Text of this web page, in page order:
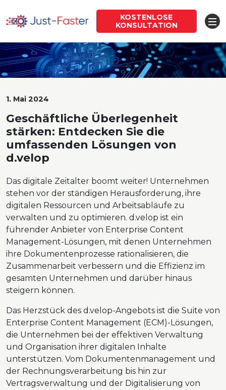
KOSTENLOSE
KONSULTATION
1. Mai 2024
Geschäftliche Überlegenheit
stärken: Entdecken Sie die
umfassenden Lösungen von
d.velop
Das digitale Zeitalter boomt weiter! Unternehmen
stehen vor der ständigen Herausforderung, ihre
digitalen Ressourcen und Arbeitsabläufe zu
verwalten und zu optimieren. d.velop ist ein
führender Anbieter von Enterprise Content
Management-Lösungen, mit denen Unternehmen
ihre Dokumentenprozesse rationalisieren, die
Zusammenarbeit verbessern und die Effizienz im
gesamten Unternehmen und darüber hinaus
steigern können.
Das Herzstück des d.velop-Angebots ist die Suite von
Enterprise Content Management (ECM)-Lösungen,
die Unternehmen bei der effektiven Verwaltung
und Organisation ihrer digitalen Inhalte
unterstützen. Vom Dokumentenmanagement und
der Rechnungsverarbeitung bis hin zur
Vertragsverwaltung und der Digitalisierung von